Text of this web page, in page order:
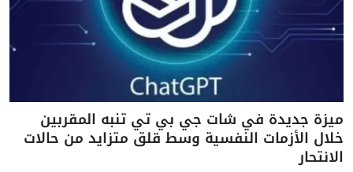
ميزة جديدة في شات جي بي تي تنبه المقربين
خلال الأزمات النفسية وسط قلق متزايد من حالات
الانتحار